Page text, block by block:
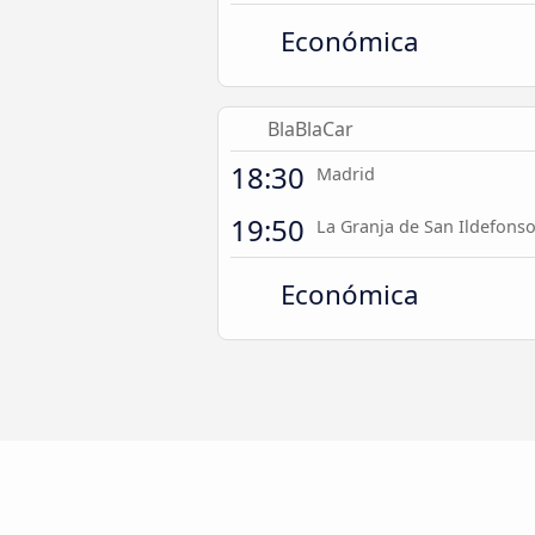
Económica
BlaBlaCar
18:30 Madrid
19:50 La Granja de San Ildefonso
Económica